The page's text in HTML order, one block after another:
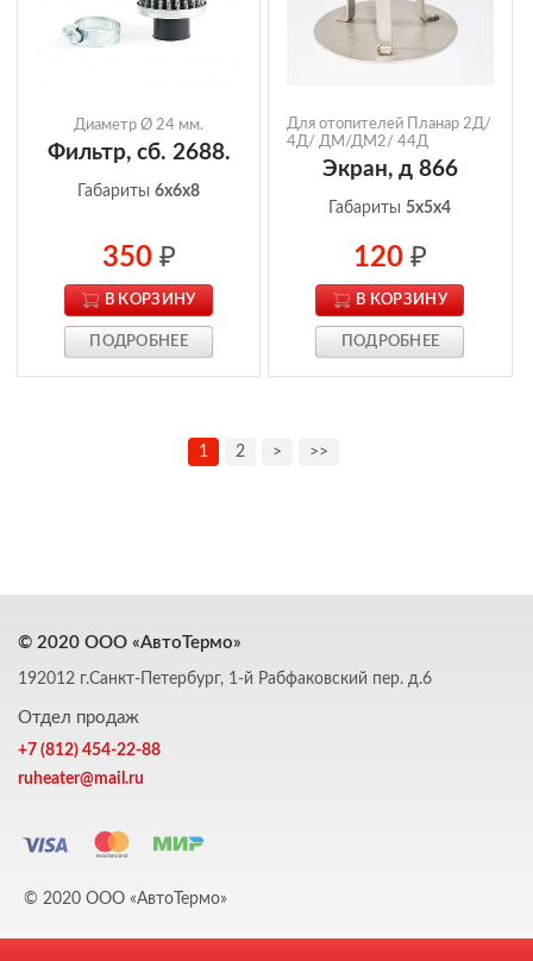
Диаметр Ø 24 мм.
Фильтр, сб. 2688.
Габариты6x6x8
350 ₽
В КОРЗИНУ
ПОДРОБНЕЕ
Для отопителей Планар 2Д/
4Д/ ДМ/ДМ2/ 44Д
Экран, д 866
Габариты5x5x4
120 ₽
В КОРЗИНУ
ПОДРОБНЕЕ
1 2 > >>
© 2020 ООО «АвтоТермо»
192012 г.Санкт-Петербург, 1-й Рабфаковский пер. д.6
Отдел продаж
+7 (812) 454-22-88
ruheater@mail.ru
© 2020 ООО «АвтоТермо»